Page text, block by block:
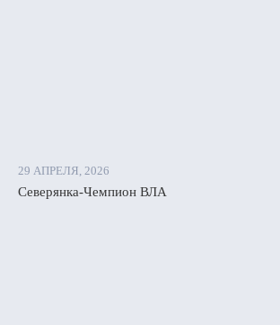
29 АПРЕЛЯ, 2026
Северянка-Чемпион ВЛА